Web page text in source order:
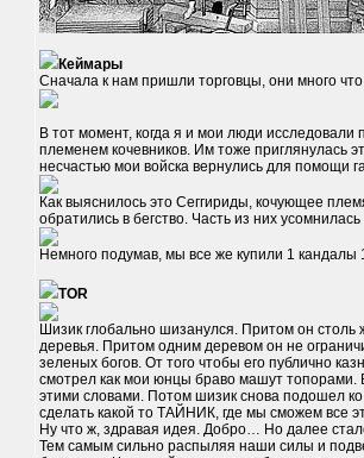
Кеймары
Сначала к нам пришли торговцы, они много
В тот момент, когда я и мои люди
племенем кочевников. Им тоже приглянулась
несчастью мои войска вернулись для помощи
Как выяснилось это Сеггириды, кочующее
обратились в бегство. Часть из них
Немного подумав, мы все же купили 1 кандалы
TOR
Шизик глобально шизанулся. Притом он столь
деревья. Притом одним деревом он не
зеленых богов. От того чтобы его публично
смотрел как мои юнцы браво машут топорами.
этими словами. Потом шизик снова подошел
сделать какой то ТАЙНИК, где мы сможем все
Ну что ж, здравая идея. Добро… Но далее
Тем самым сильно распыляя наши силы и